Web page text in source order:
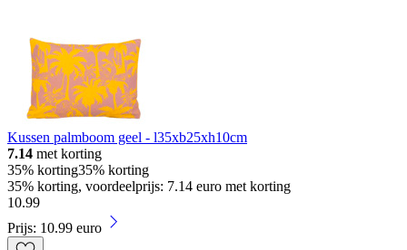
Kussen palmboom geel - l35xb25xh10cm
7.14 met korting
35% korting35% korting
35% korting, voordeelprijs: 7.14 euro met korting
10.99
Prijs: 10.99 euro